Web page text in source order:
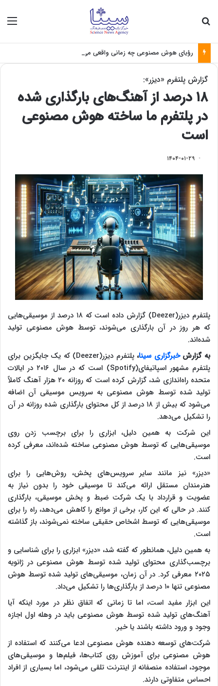
رؤیای هوش مصنوعی چه زمانی واقعی می‌شود؟
گزارش پلتفرم «دیزر»:
۱۸ درصد از آهنگ‌های بارگذاری شده
در پلتفرم‌ ما ساخته هوش مصنوعی
است
۱۴۰۴-۰۱-۲۹
پلتفرم دیزر(Deezer) گزارش داده است که ۱۸ درصد از موسیقی‌هایی
که هر روز در آن بارگذاری می‌شوند، توسط هوش مصنوعی تولید
شده‌اند.
به گزارشخبرگزاری سینا،
پلتفرم دیزر(Deezer) که یک جایگزین برای
پلتفرم مشهور اسپاتیفای(Spotify) است که در سال ۲۰۱۶ در ایالات
متحده راه‌اندازی شد، گزارش کرده است که روزانه ۲۰ هزار آهنگ کاملاً
تولید شده توسط هوش مصنوعی به سرویس موسیقی آن اضافه
می‌شود که بیش از ۱۸ درصد از کل محتوای بارگذاری شده روزانه در آن
را تشکیل می‌دهد.
این شرکت به همین دلیل، ابزاری را برای برچسب زدن روی
موسیقی‌هایی که توسط هوش مصنوعی ساخته شده‌اند، معرفی کرده
است.
«دیزر» نیز مانند سایر سرویس‌های پخش، روش‌هایی را برای
هنرمندان مستقل ارائه می‌کند تا موسیقی خود را بدون نیاز به
عضویت و قرارداد با یک شرکت ضبط و پخش موسیقی، بارگذاری
کنند. در حالی که این کار، برخی از موانع را کاهش می‌دهد، راه را برای
موسیقی‌هایی که توسط اشخاص حقیقی ساخته نمی‌شوند، باز گذاشته
است.
به همین دلیل، همانطور که گفته شد، «دیزر» ابزاری را برای شناسایی و
برچسب‌گذاری محتوای تولید شده توسط هوش مصنوعی در ژانویه
۲۰۲۵ معرفی کرد. در آن زمان، موسیقی‌های تولید شده توسط هوش
مصنوعی تنها ۱۰ درصد از بارگذاری‌ها را تشکیل می‌داد.
این ابزار مفید است، اما تا زمانی که اتفاق نظر در مورد اینکه آیا
آهنگ‌های تولید شده توسط هوش مصنوعی باید در وهله اول اجازه
وجود و ورود داشته باشند یا خیر.
شرکت‌های توسعه دهنده هوش مصنوعی ادعا می‌کنند که استفاده از
هوش مصنوعی برای آموزش روی کتاب‌ها، فیلم‌ها و موسیقی‌های
موجود، استفاده منصفانه از اینترنت تلقی می‌شود، اما بسیاری از افراد
احساس متفاوتی دارند.